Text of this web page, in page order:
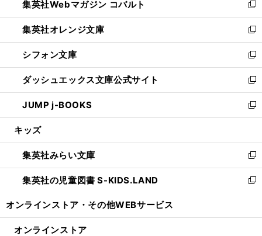
く
で
開
く
ド
ウ
で
開
く
ィ
ン
ド
ウ
で
開
く
集英社Webマガジン コバルト
新
し
い
ウ
ィ
ン
ド
ウ
で
開
集英社オレンジ文庫
新
し
い
ウ
ィ
ン
ド
ウ
開
く
シフォン文庫
新
し
い
ウ
ィ
ン
ウ
で
開
く
ダッシュエックス文庫公式サイト
新
し
い
ウ
ン
ド
ウ
で
JUMP j-BOOKS
新
し
ウ
ィ
ン
ド
開
キッズ
集英社みらい文庫
新
し
い
ン
集英社の児童図書 S-KIDS.LAND
新
ウ
オンラインストア・ その他WEBサービス
オンラインストア